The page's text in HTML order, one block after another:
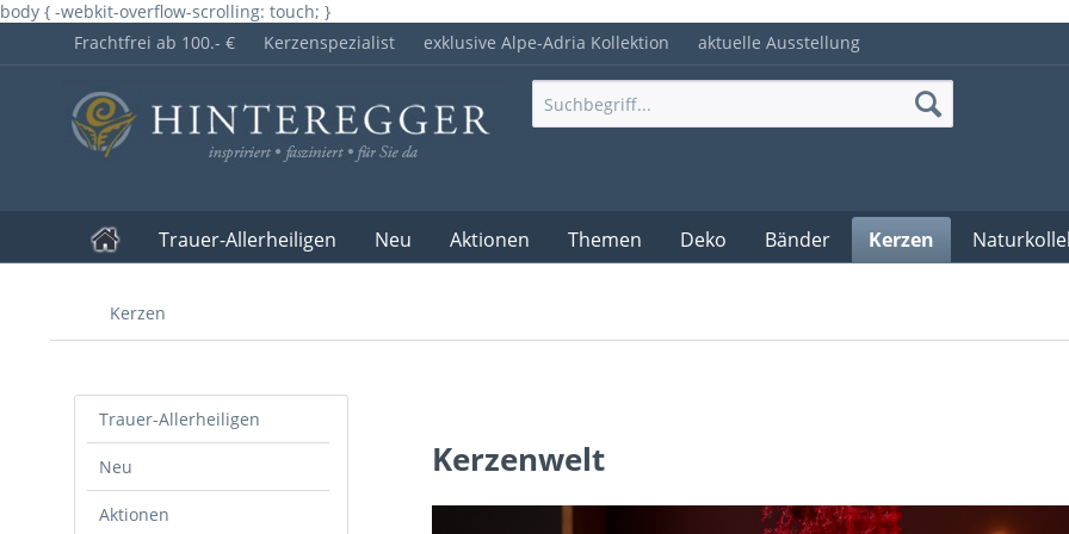
body { -webkit-overflow-scrolling: touch; }
Frachtfrei ab 100.- €
Kerzenspezialist exklusive Alpe-Adria Kollektion aktuelle Ausstellung
Trauer-Allerheiligen Neu Aktionen Themen Deko Bänder Kerzen
Kerzen
Trauer-Allerheiligen
Neu
Aktionen
Kerzenwelt